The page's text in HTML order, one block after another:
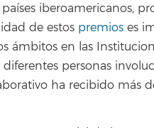
iberoamericanos,
de estos premios es
ámbitos en las
personas
ha recibido más